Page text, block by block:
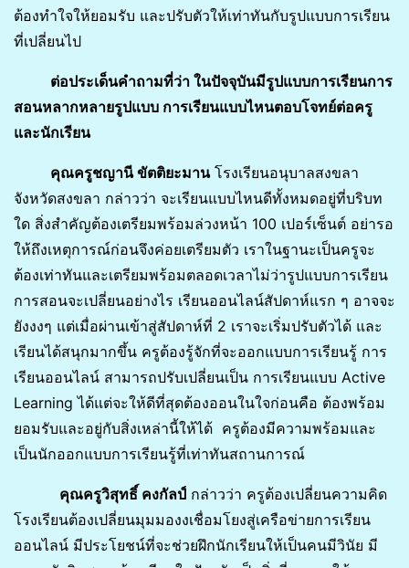
ต้องทำใจให้ยอมรับ และปรับตัวให้เท่าทันกับรูปแบบการเรียน
ที่เปลี่ยนไป
ต่อประเด็นคำถามที่ว่า ในปัจจุบันมีรูปแบบการเรียนการ
สอนหลากหลายรูปแบบ การเรียนแบบไหนตอบโจทย์ต่อครู
และนักเรียน
คุณครูชญานี ขัตติยะมานโรงเรียนอนุบาลสงขลา
จังหวัดสงขลา กล่าวว่า จะเรียนแบบไหนดีทั้งหมดอยู่ที่บริบท
ใด สิ่งสำคัญต้องเตรียมพร้อมล่วงหน้า 100 เปอร์เซ็นต์ อย่ารอ
ให้ถึงเหตุการณ์ก่อนจึงค่อยเตรียมตัว เราในฐานะเป็นครูจะ
ต้องเท่าทันและเตรียมพร้อมตลอดเวลาไม่ว่ารูปแบบการเรียน
การสอนจะเปลี่ยนอย่างไร เรียนออนไลน์สัปดาห์แรก ๆ อาจจะ
ยังงงๆ แต่เมื่อผ่านเข้าสู่สัปดาห์ที่ 2 เราจะเริ่มปรับตัวได้ และ
เรียนได้สนุกมากขึ้น ครูต้องรู้จักที่จะออกแบบการเรียนรู้ การ
เรียนออนไลน์ สามารถปรับเปลี่ยนเป็น การเรียนแบบ Active
Learning ได้แต่จะให้ดีที่สุดต้องออนในใจก่อนคือ ต้องพร้อม
ยอมรับและอยู่กับสิ่งเหล่านี้ให้ได้ ครูต้องมีความพร้อมและ
เป็นนักออกแบบการเรียนรู้ที่เท่าทันสถานการณ์
คุณครูวิสุทธิ์ คงกัลป์ กล่าวว่า ครูต้องเปลี่ยนความคิด
โรงเรียนต้องเปลี่ยนมุมมองงเชื่อมโยงสู่เครือข่ายการเรียน
ออนไลน์ มีประโยชน์ที่จะช่วยฝึกนักเรียนให้เป็นคนมีวินัย มี